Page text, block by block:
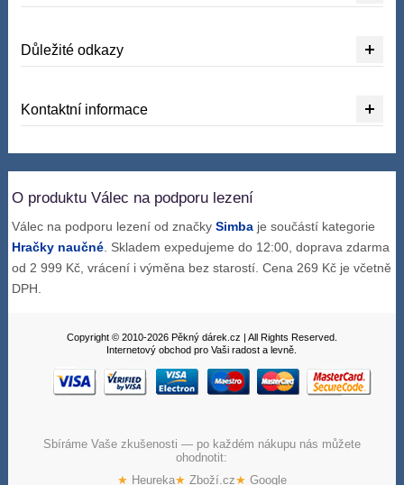
Důležité odkazy
Kontaktní informace
O produktu Válec na podporu lezení
Válec na podporu lezení od značkySimba je součástí kategorie
Hračky naučné . Skladem expedujeme do 12:00, doprava zdarma
od 2 999 Kč, vrácení i výměna bez starostí. Cena 269 Kč je včetně
DPH.
Copyright © 2010-2026 Pěkný dárek.cz | All Rights Reserved.
Internetový obchod pro Vaši radost a levně.
Sbíráme Vaše zkušenosti — po každém nákupu nás můžete
ohodnotit:
★ Heureka★ Zboží.cz★ Google